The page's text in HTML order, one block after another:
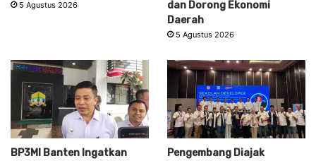
5 Agustus 2026
dan Dorong Ekonomi
Daerah
5 Agustus 2026
BP3MI Banten Ingatkan
Pengembang Diajak